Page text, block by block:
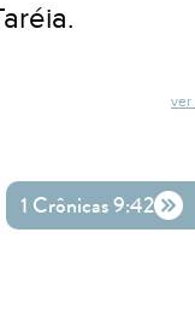
ver
1 Crônicas 9:42